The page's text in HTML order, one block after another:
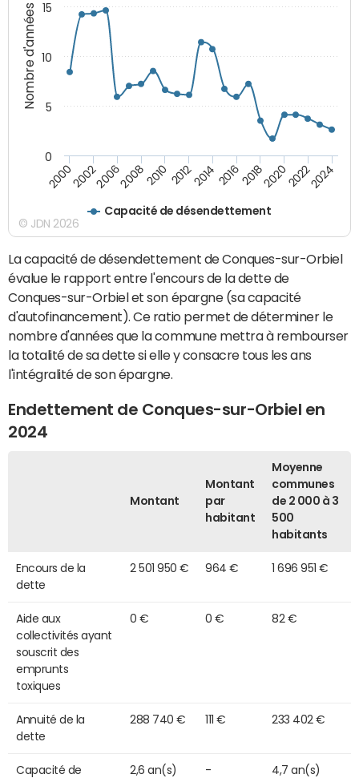
Nombre d'années
Capacité de désendettement
20002002200620082010 2012201420162018202020222024
0
5
10
15
© JDN 2026
La capacité de désendettement de Conques-sur-Orbiel
évalue le rapport entre l'encours de la dette de
Conques-sur-Orbiel et son épargne (sa capacité
d'autofinancement). Ce ratio permet de déterminer le
nombre d'années que la commune mettra à rembourser
la totalité de sa dette si elle y consacre tous les ans
l'intégralité de son épargne.
Endettement de Conques-sur-Orbiel en
2024
Montant
Montant
par
habitant
Moyenne
communes
de 2 000 à 3
500
habitants
Encours de la
dette
2 501 950 € 964 € 1 696 951 €
Aide aux
collectivités ayant
souscrit des
emprunts
toxiques
0 € 0 € 82 €
Annuité de la
dette
288 740 € 111 € 233 402 €
Capacité de
2,6 an(s) - 4,7 an(s)